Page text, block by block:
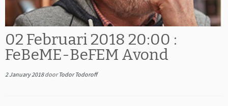
02 Februari 2018 20:00 :
FeBeME-BeFEM Avond
2 January 2018 doorTodor Todoroff